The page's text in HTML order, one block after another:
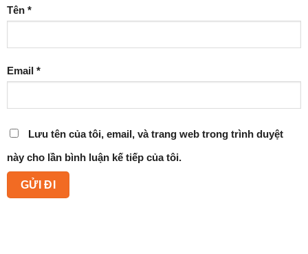
Tên *
Email *
Lưu tên của tôi, email, và trang web trong trình duyệt
này cho lần bình luận kế tiếp của tôi.